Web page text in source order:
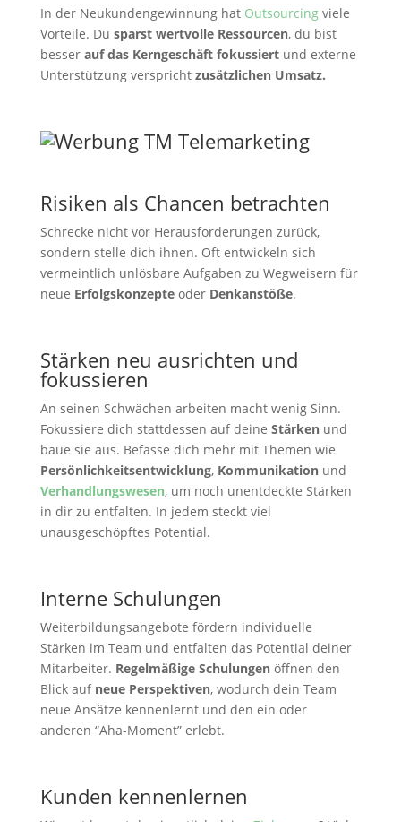
In der Neukundengewinnung hat Outsourcingviele
Vorteile. Du sparst wertvolle Ressourcen, du bist
besser auf das Kerngeschäft fokussiertund externe
Unterstützung verspricht zusätzlichen Umsatz.
Risiken als Chancen betrachten
Schrecke nicht vor Herausforderungen zurück,
sondern stelle dich ihnen. Oft entwickeln sich
vermeintlich unlösbare Aufgaben zu Wegweisern für
neue Erfolgskonzepteoder Denkanstöße.
Stärken neu ausrichten und
fokussieren
An seinen Schwächen arbeiten macht wenig Sinn.
Fokussiere dich stattdessen auf deine Stärken und
baue sie aus. Befasse dich mehr mit Themen wie
Persönlichkeitsentwicklung, Kommunikationund
Verhandlungswesen, um noch unentdeckte Stärken
in dir zu entfalten. In jedem steckt viel
unausgeschöpftes Potential.
Interne Schulungen
Weiterbildungsangebote fördern individuelle
Stärken im Team und entfalten das Potential deiner
Mitarbeiter. Regelmäßige Schulungenöffnen den
Blick auf neue Perspektiven, wodurch dein Team
neue Ansätze kennenlernt und den ein oder
anderen “Aha-Moment” erlebt.
Kunden kennenlernen